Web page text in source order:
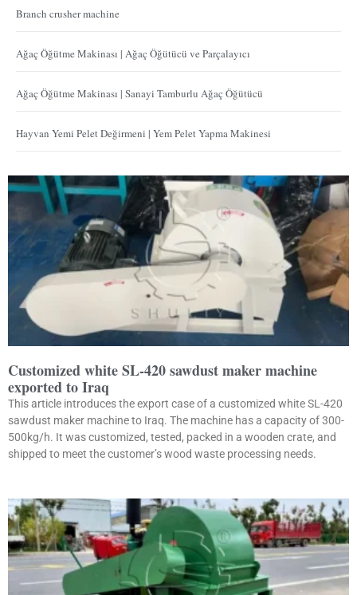
Branch crusher machine
Ağaç Öğütme Makinası | Ağaç Öğütücü ve Parçalayıcı
Ağaç Öğütme Makinası | Sanayi Tamburlu Ağaç Öğütücü
Hayvan Yemi Pelet Değirmeni | Yem Pelet Yapma Makinesi
Customized white SL-420 sawdust maker machine
exported to Iraq
This article introduces the export case of a customized white SL-420
sawdust maker machine to Iraq. The machine has a capacity of 300-
500kg/h. It was customized, tested, packed in a wooden crate, and
shipped to meet the customer’s wood waste processing needs.